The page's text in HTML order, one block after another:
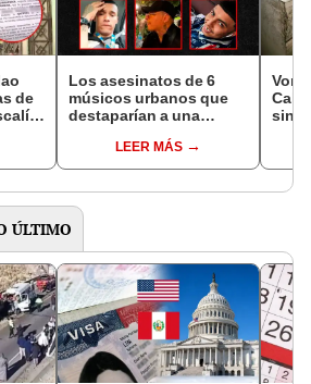
de
Los asesinatos de 6
músicos urbanos que
destaparían a una
LEER MÁS
ÚLTIMO